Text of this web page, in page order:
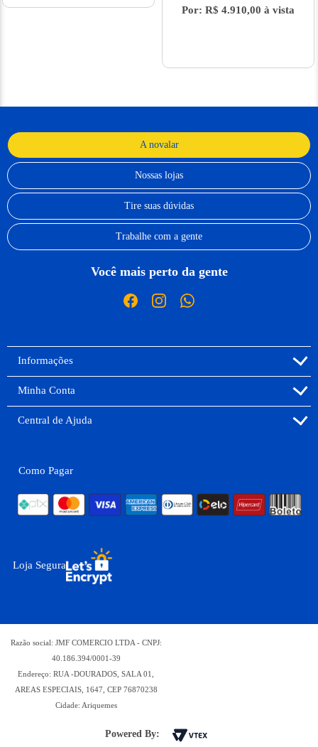
Por: R$ 4.910,00 à vista
A novalar
Nossas lojas
Tire suas dúvidas
Trabalhe com a gente
Você mais perto da gente
Informações
Minha Conta
Central de Ajuda
Como Pagar
Loja Segura
Razão social: JMF COMERCIO LTDA - CNPJ:
40.186.394/0001-39
Endereço: RUA -DOURADOS, SALA 01,
AREAS ESPECIAIS, 1647, CEP 76870238
Cidade: Ariquemes
Powered By: